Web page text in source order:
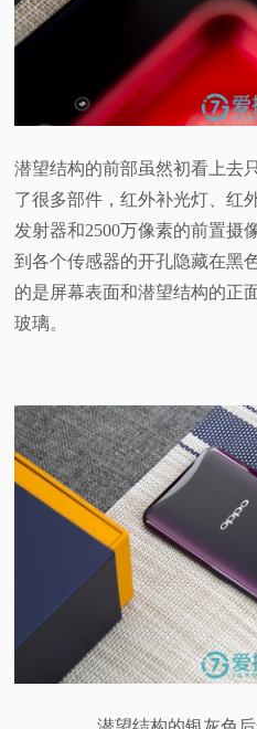
潜望结构的前部虽然初看上去
了很多部件，红外补光灯、红
发射器和2500万像素的前置摄
到各个传感器的开孔隐藏在黑
的是屏幕表面和潜望结构的正
玻璃。